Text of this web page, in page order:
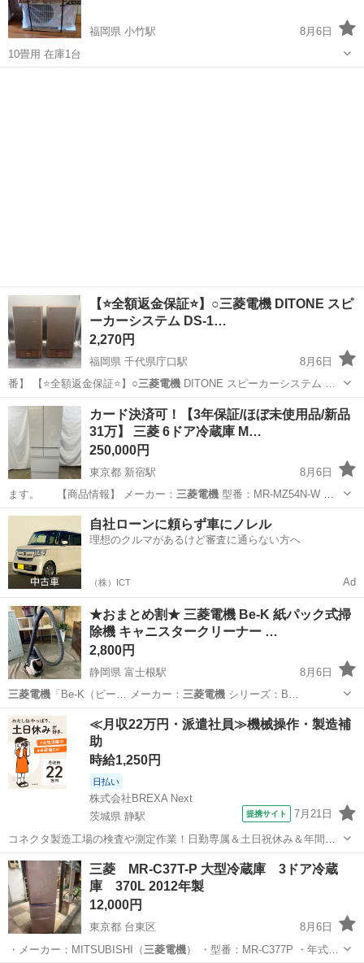
福岡県 小竹駅
8月6日
10畳用 在庫1台
【⭐️全額返金保証⭐️】○三菱電機 DITONE スピ
ーカーシステム DS-1…
2,270円
福岡県 千代県庁口駅
8月6日
番】 【⭐️全額返金保証⭐️】○三菱電機DITONE スピーカーシステム …
福岡 福岡市 千代県庁口駅 オーディオ
カード決済可！【3年保証/ほぼ未使用品/新品
31万】 三菱 6ドア冷蔵庫 M…
250,000円
東京都 新宿駅
8月6日
ます。 【商品情報】 メーカー： 三菱電機型番：MR-MZ54N-W 年
式：…
東京 新宿区 新宿駅 キッチン家電 ドア
自社ローンに頼らず車にノレル
理想のクルマがあるけど審査に通らない方へ
（株）ICT Ad
★おまとめ割★ 三菱電機 Be-K 紙パック式掃
除機 キャニスタークリーナー …
2,800円
静岡県 富士根駅
8月6日
三菱電機
「Be-K（ビー… メーカー： 三菱電機シリーズ：B…
静岡 富士宮市 富士根駅 その他 キャニスター
≪月収22万円・派遣社員≫機械操作・製造補
助
時給1,250円
日払い
株式会社BREXA Next
茨城県 静駅
提携サイト 7月21日
コネクタ製造工場の検査や測定作業！日勤専属＆土日祝休み＆年間休
日128日★クリーンルーム内作業★マイカー通勤OK＆無料駐車場あり
★就業先食堂利用可！日払い制度あり！《茨城県常陸大宮市》 人気の
工場のお仕事 ◇コネクタ製造工...
茨城 常陸大宮市 その他
三菱 MR-C37T-P 大型冷蔵庫 3ドア冷蔵
庫 370L 2012年製
12,000円
東京都 台東区
8月6日
・メーカー：MITSUBISHI（ 三菱電機） ・型番：MR-C377P ・年式…